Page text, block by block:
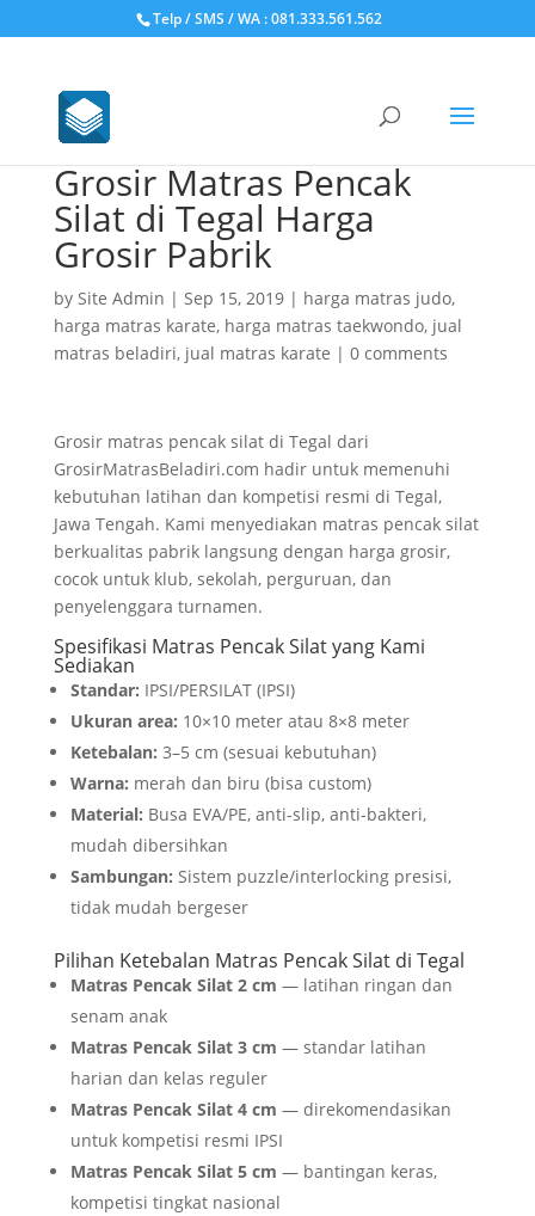
Telp / SMS / WA : 081.333.561.562
Grosir Matras Pencak
Silat di Tegal Harga
Grosir Pabrik
by Site Admin | Sep 15, 2019| harga matras judo,
harga matras karate, harga matras taekwondo, jual
matras beladiri, jual matras karate | 0 comments
Grosir matras pencak silat di Tegal dari
GrosirMatrasBeladiri.com hadir untuk memenuhi
kebutuhan latihan dan kompetisi resmi di Tegal,
Jawa Tengah. Kami menyediakan matras pencak silat
berkualitas pabrik langsung dengan harga grosir,
cocok untuk klub, sekolah, perguruan, dan
penyelenggara turnamen.
Spesifikasi Matras Pencak Silat yang Kami
Sediakan
Standar: IPSI/PERSILAT (IPSI)
Ukuran area: 10×10 meter atau 8×8 meter
Ketebalan: 3–5 cm (sesuai kebutuhan)
Warna: merah dan biru (bisa custom)
Material: Busa EVA/PE, anti-slip, anti-bakteri,
mudah dibersihkan
Sambungan: Sistem puzzle/interlocking presisi,
tidak mudah bergeser
Pilihan Ketebalan Matras Pencak Silat di Tegal
Matras Pencak Silat 2 cm — latihan ringan dan
senam anak
Matras Pencak Silat 3 cm — standar latihan
harian dan kelas reguler
Matras Pencak Silat 4 cm — direkomendasikan
untuk kompetisi resmi IPSI
Matras Pencak Silat 5 cm — bantingan keras,
kompetisi tingkat nasional